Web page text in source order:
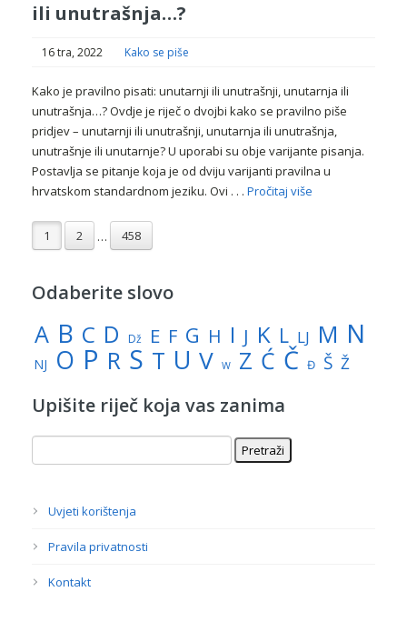
ili unutrašnja…?
16 tra, 2022 Kako se piše
Kako je pravilno pisati: unutarnji ili unutrašnji, unutarnja ili
unutrašnja…? Ovdje je riječ o dvojbi kako se pravilno piše
pridjev – unutarnji ili unutrašnji, unutarnja ili unutrašnja,
unutrašnje ili unutarnje? U uporabi su obje varijante pisanja.
Postavlja se pitanje koja je od dviju varijanti pravilna u
hrvatskom standardnom jeziku. Ovi . . . Pročitaj više
1 2 … 458
Odaberite slovo
A B C D Dž E F G H I J K L LJ M N
NJ O P R S T U V W Z Ć Č Đ Š Ž
Upišite riječ koja vas zanima
Uvjeti korištenja
Pravila privatnosti
Kontakt